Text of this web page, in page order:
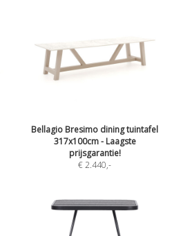
Bellagio Bresimo dining tuintafel
317x100cm - Laagste
prijsgarantie!
€ 2.440,-